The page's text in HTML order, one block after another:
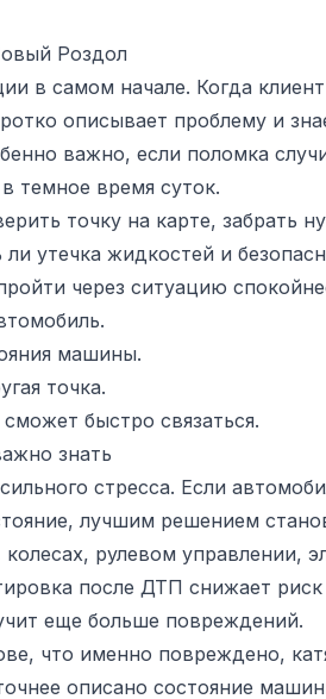
Роздол
в самом начале. Когда
описывает проблему и
важно, если поломка
темное время суток.
точку на карте, забрать
утечка жидкостей и
через ситуацию
машины.
точка.
быстро связаться.
знать
стресса. Если
лучшим решением
рулевом управлении,
после ДТП снижает риск
еще больше повреждений.
что именно повреждено,
описано состояние